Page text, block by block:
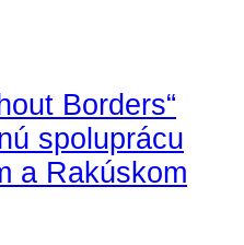
Borders“
spoluprácu
a Rakúskom